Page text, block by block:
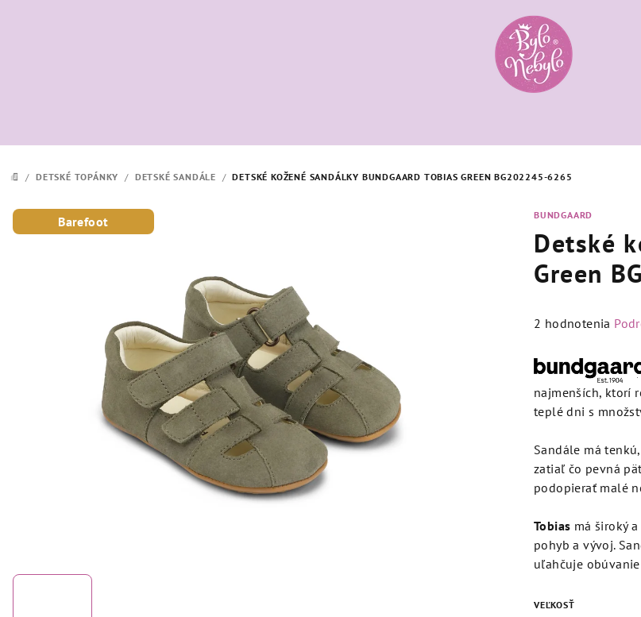
DOMOV
/ DETSKÉ TOPÁNKY / DETSKÉ SANDÁLE / DETSKÉ KOŽENÉ SANDÁLKY BUNDGAARD TOBIAS GREEN BG202245-6265
BUNDGAARD
Detské
Green
Priemerné
produktu
5,0
z
hviezdičiek.
2 hodnotenia
najmenších, ktorí
teplé dni s
Sandále má
zatiaľ čo pevná
podopierať malé
Tobias má široký
pohyb a vývoj.
uľahčuje
VEĽKOSŤ
Barefoot